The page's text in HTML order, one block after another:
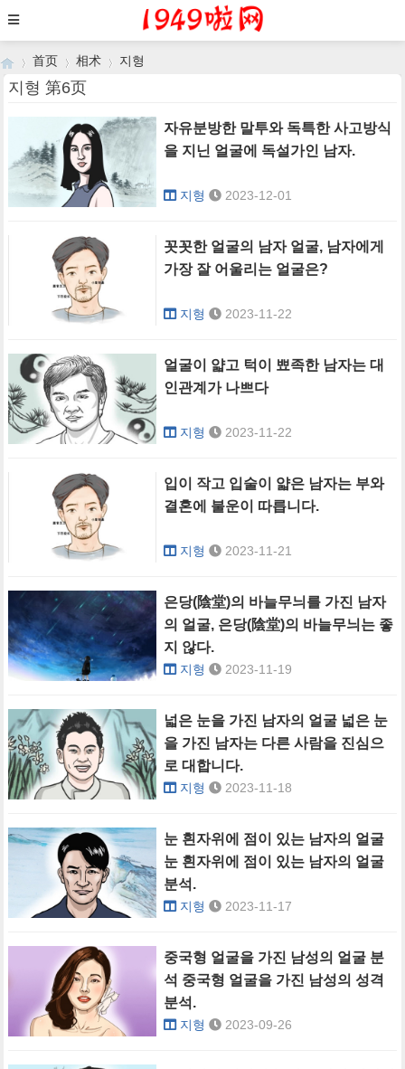
首页
›
相术
›
지형
지형 第6页
자유분방한 말투와 독특한 사고방식
을 지닌 얼굴에 독설가인 남자.
지형 2023-12-01
꼿꼿한 얼굴의 남자 얼굴, 남자에게
가장 잘 어울리는 얼굴은?
지형 2023-11-22
얼굴이 얇고 턱이 뾰족한 남자는 대
인관계가 나쁘다
지형 2023-11-22
입이 작고 입술이 얇은 남자는 부와
결혼에 불운이 따릅니다.
지형 2023-11-21
은당(陰堂)의 바늘무늬를 가진 남자
의 얼굴, 은당(陰堂)의 바늘무늬는 좋
지 않다.
지형 2023-11-19
넓은 눈을 가진 남자의 얼굴 넓은 눈
을 가진 남자는 다른 사람을 진심으
로 대합니다.
지형 2023-11-18
눈 흰자위에 점이 있는 남자의 얼굴
눈 흰자위에 점이 있는 남자의 얼굴
분석.
지형 2023-11-17
중국형 얼굴을 가진 남성의 얼굴 분
석 중국형 얼굴을 가진 남성의 성격
분석.
지형 2023-09-26